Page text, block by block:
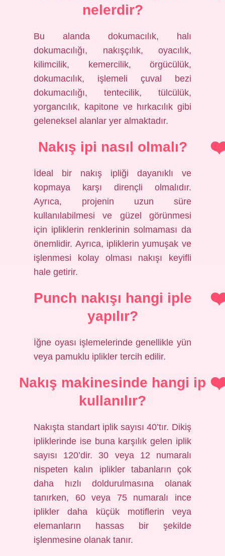
nelerdir?
Bu alanda dokumacılık, halı
dokumacılığı, nakışçılık, oyacılık,
kilimcilik, kemercilik, örgücülük,
dokumacılık, işlemeli çuval bezi
dokumacılığı, tentecilik, tülcülük,
yorgancılık, kapitone ve hırkacılık gibi
geleneksel alanlar yer almaktadır.
Nakış ipi nasıl olmalı?
İdeal bir nakış ipliği dayanıklı ve
kopmaya karşı dirençli olmalıdır.
Ayrıca, projenin uzun süre
kullanılabilmesi ve güzel görünmesi
için ipliklerin renklerinin solmaması da
önemlidir. Ayrıca, ipliklerin yumuşak ve
işlenmesi kolay olması nakışı keyifli
hale getirir.
Punch nakışı hangi iple
yapılır?
İğne oyası işlemelerinde genellikle yün
veya pamuklu iplikler tercih edilir.
Nakış makinesinde hangi ip
kullanılır?
Nakışta standart iplik sayısı 40’tır. Dikiş
ipliklerinde ise buna karşılık gelen iplik
sayısı 120’dir. 30 veya 12 numaralı
nispeten kalın iplikler tabanların çok
daha hızlı doldurulmasına olanak
tanırken, 60 veya 75 numaralı ince
iplikler daha küçük motiflerin veya
elemanların hassas bir şekilde
işlenmesine olanak tanır.